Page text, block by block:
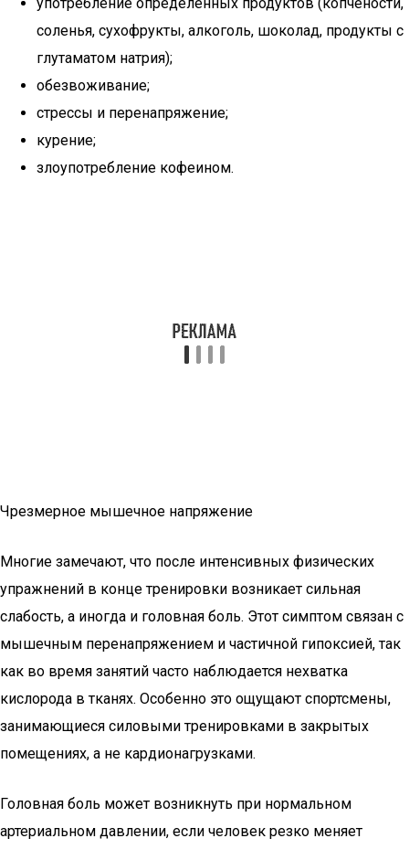
соленья, сухофрукты, алкоголь, шоколад, продукты с
глутаматом натрия);
обезвоживание;
стрессы и перенапряжение;
курение;
злоупотребление кофеином.
Чрезмерное мышечное напряжение
Многие замечают, что после интенсивных физических
упражнений в конце тренировки возникает сильная
слабость, а иногда и головная боль. Этот симптом связан с
мышечным перенапряжением и частичной гипоксией, так
как во время занятий часто наблюдается нехватка
кислорода в тканях. Особенно это ощущают спортсмены,
занимающиеся силовыми тренировками в закрытых
помещениях, а не кардионагрузками.
Головная боль может возникнуть при нормальном
артериальном давлении, если человек резко меняет